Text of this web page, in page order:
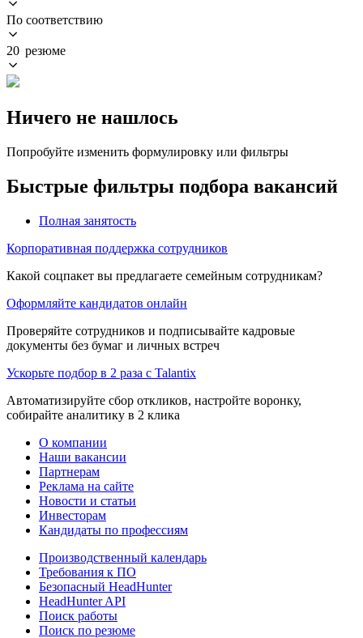
По соответствию
20 резюме
Ничего не нашлось
Попробуйте изменить формулировку или фильтры
Быстрые фильтры подбора вакансий
Полная занятость
Корпоративная поддержка сотрудников
Какой соцпакет вы предлагаете семейным сотрудникам?
Оформляйте кандидатов онлайн
Проверяйте сотрудников и подписывайте кадровые
документы без бумаг и личных встреч
Ускорьте подбор в 2 раза с Talantix
Автоматизируйте сбор откликов, настройте воронку,
собирайте аналитику в 2 клика
О компании
Наши вакансии
Партнерам
Реклама на сайте
Новости и статьи
Инвесторам
Кандидаты по профессиям
Производственный календарь
Требования к ПО
Безопасный HeadHunter
HeadHunter API
Поиск работы
Поиск по резюме